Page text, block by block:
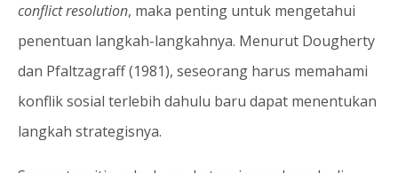
conflict resolution, maka penting untuk mengetahui
penentuan langkah-langkahnya. Menurut Dougherty
dan Pfaltzagraff (1981), seseorang harus memahami
konflik sosial terlebih dahulu baru dapat menentukan
langkah strategisnya.